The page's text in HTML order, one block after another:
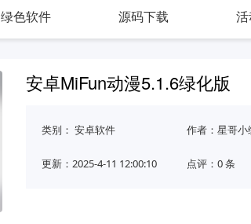
绿色软件 源码下载
安卓MiFun动漫5.1.6绿化版
类别： 安卓软件 作者：星哥小
更新：2025-4-11 12:00:10 点评：0 条